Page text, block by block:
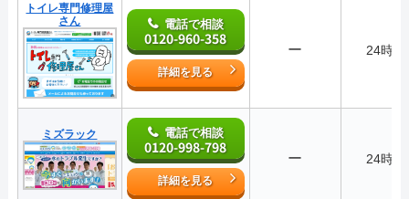
トイレ専門修理屋
さん
電話で相談
0120-960-358
詳細を見る
ー 24時間
ミズラック 電話で相談
0120-998-798
詳細を見る
ー 24時間